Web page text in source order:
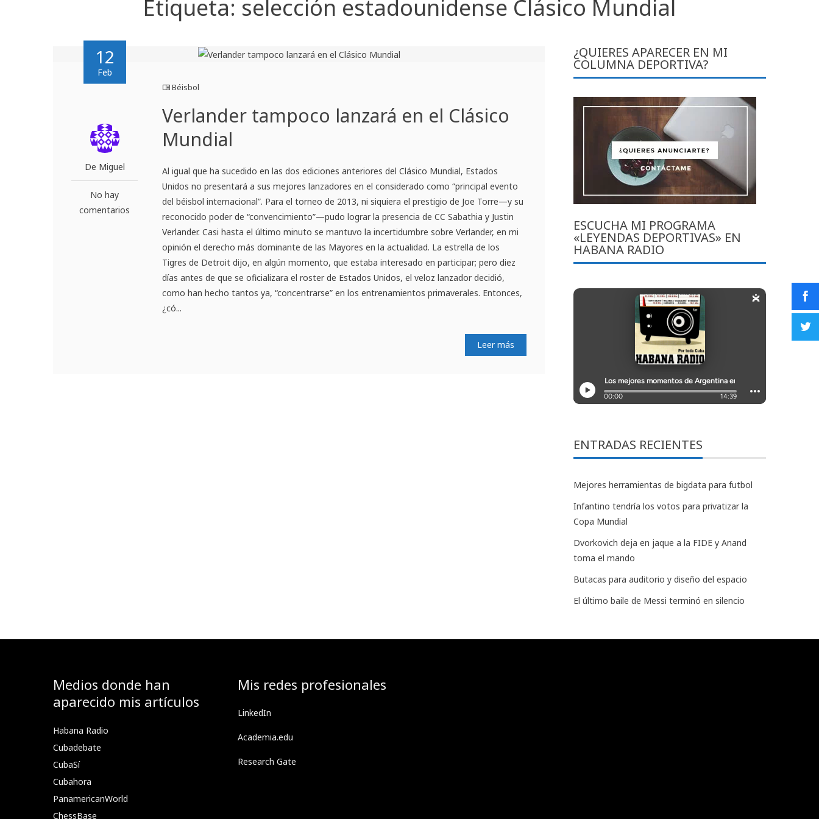
Etiqueta: selección estadounidense Clásico Mundial
12
Feb
De Miguel
No hay
comentarios
Béisbol
Verlander tampoco lanzará en el Clásico
Mundial
Al igual que ha sucedido en las dos ediciones anteriores del Clásico Mundial, Estados
Unidos no presentará a sus mejores lanzadores en el considerado como “principal evento
del béisbol internacional”. Para el torneo de 2013, ni siquiera el prestigio de Joe Torre—y su
reconocido poder de “convencimiento”—pudo lograr la presencia de CC Sabathia y Justin
Verlander. Casi hasta el último minuto se mantuvo la incertidumbre sobre Verlander, en mi
opinión el derecho más dominante de las Mayores en la actualidad. La estrella de los
Tigres de Detroit dijo, en algún momento, que estaba interesado en participar; pero diez
días antes de que se oficializara el roster de Estados Unidos, el veloz lanzador decidió,
como han hecho tantos ya, “concentrarse” en los entrenamientos primaverales. Entonces,
¿có...
Leer más
¿QUIERES APARECER EN MI
COLUMNA DEPORTIVA?
ESCUCHA MI PROGRAMA
«LEYENDAS DEPORTIVAS» EN
HABANA RADIO
ENTRADAS RECIENTES
Mejores herramientas de bigdata para futbol
Infantino tendría los votos para privatizar la
Copa Mundial
Dvorkovich deja en jaque a la FIDE y Anand
toma el mando
Butacas para auditorio y diseño del espacio
El último baile de Messi terminó en silencio
Medios donde han
aparecido mis artículos
Habana Radio
Cubadebate
CubaSí
Cubahora
PanamericanWorld
ChessBase
Mis redes profesionales
LinkedIn
Academia.edu
Research Gate